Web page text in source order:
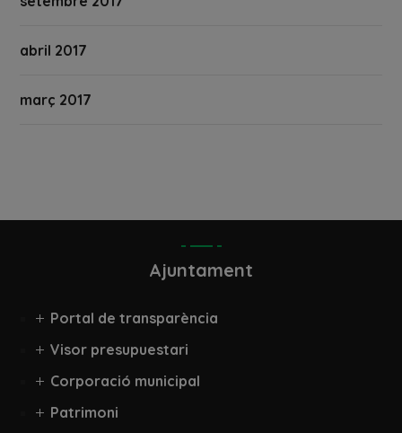
abril 2017
març 2017
Ajuntament
Portal de transparència
Visor presupuestari
Corporació municipal
Patrimoni